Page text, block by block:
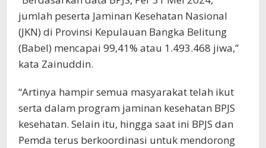
jumlah peserta Jaminan Kesehatan Nasional
(JKN) di Provinsi Kepulauan Bangka Belitung
(Babel) mencapai 99,41% atau 1.493.468 jiwa,”
kata Zainuddin.
“Artinya hampir semua masyarakat telah ikut
serta dalam program jaminan kesehatan BPJS
kesehatan. Selain itu, hingga saat ini BPJS dan
Pemda terus berkoordinasi untuk mendorong